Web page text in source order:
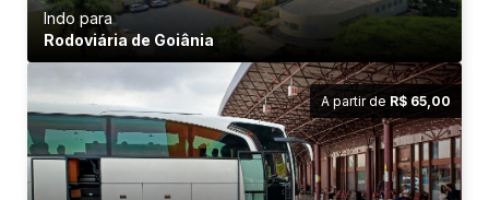
Indo para
Rodoviária de Goiânia
A partir de R$ 65,00